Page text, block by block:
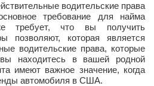
водительские права
требование для найма
требует, что вы получить
позволяют, которая является
водительские права, которые
находитесь в вашей родной
имеют важное значение, когда
автомобиля в США.